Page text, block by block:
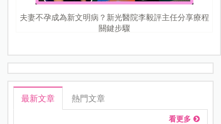
夫妻不孕成為新文明病？新光醫院李毅評主任分享療程
關鍵步驟
最新文章 熱門文章
看更多